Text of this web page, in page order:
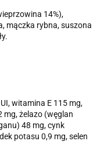
14%),
mączka rybna, suszona
witamina E 115 mg,
mg, żelazo (węglan
48 mg, cynk
potasu 0,9 mg, selen